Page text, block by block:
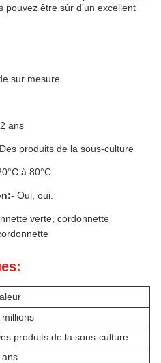
pouvez être sûr d'un excellent
sur mesure
2 ans
Des produits de la sous-culture
à 80°C
- Oui, oui.
verte, cordonnette
millions
produits de la sous-culture
ans